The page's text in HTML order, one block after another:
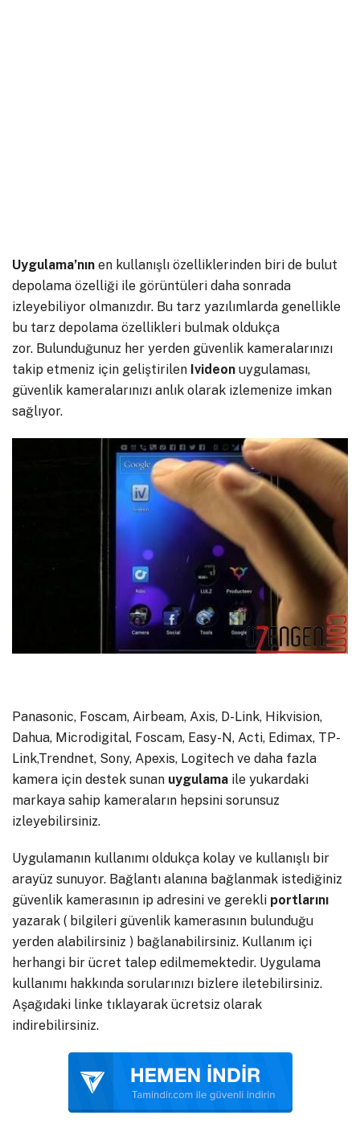
Uygulama’nın en kullanışlı özelliklerinden biri de bulut
depolama özelliği ile görüntüleri daha sonrada
izleyebiliyor olmanızdır. Bu tarz yazılımlarda genellikle
bu tarz depolama özellikleri bulmak oldukça
zor. Bulunduğunuz her yerden güvenlik kameralarınızı
takip etmeniz için geliştirilen Ivideon uygulaması,
güvenlik kameralarınızı anlık olarak izlemenize imkan
sağlıyor.
Panasonic, Foscam, Airbeam, Axis, D-Link, Hikvision,
Dahua, Microdigital, Foscam, Easy-N, Acti, Edimax, TP-
Link,Trendnet, Sony, Apexis, Logitech ve daha fazla
kamera için destek sunan uygulama ile yukardaki
markaya sahip kameraların hepsini sorunsuz
izleyebilirsiniz.
Uygulamanın kullanımı oldukça kolay ve kullanışlı bir
arayüz sunuyor. Bağlantı alanına bağlanmak istediğiniz
güvenlik kamerasının ip adresini ve gerekli portlarını
yazarak ( bilgileri güvenlik kamerasının bulunduğu
yerden alabilirsiniz ) bağlanabilirsiniz. Kullanım içi
herhangi bir ücret talep edilmemektedir. Uygulama
kullanımı hakkında sorularınızı bizlere iletebilirsiniz.
Aşağıdaki linke tıklayarak ücretsiz olarak
indirebilirsiniz.